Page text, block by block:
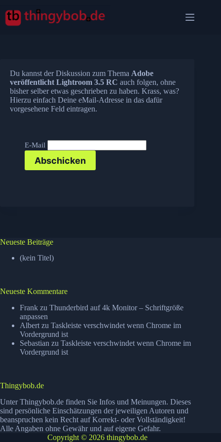
Inhalt
springen
Du kannst der Diskussion zum Thema Adobe
veröffentlicht Lightroom 3.5 RC auch folgen, ohne
bisher selber etwas geschrieben zu haben. Krass, was?
Hierzu einfach Deine eMail-Adresse in das dafür
vorgesehene Feld eintragen.
E-Mail
Neueste Beiträge
(kein Titel)
Neueste Kommentare
Frank zu Thunderbird auf 4k Monitor – Schriftgröße
anpassen
Albert zu Taskleiste verschwindet wenn Chrome im
Vordergrund ist
Sebastian zu Taskleiste verschwindet wenn Chrome im
Vordergrund ist
Thingybob.de
Unter Thingybob.de finden Sie Infos und Meinungen. Dieses
sind persönliche Einschätzungen der jeweiligen Autoren und
beanspruchen kein Recht auf Korrekt- oder Vollständigkeit!
Alle Angaben ohne Gewähr und auf eigene Gefahr.
Copyright © 2026 thingybob.de